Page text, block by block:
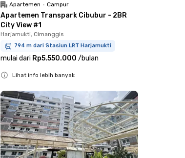
Apartemen • Campur
Apartemen Transpark Cibubur - 2BR
City View #1
Harjamukti, Cimanggis
794 m dari Stasiun LRT Harjamukti
mulai dari Rp5.550.000 /bulan
Lihat info lebih banyak